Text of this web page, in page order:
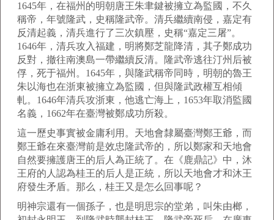
1645年，在福州的明朝唐王朱聿鍵被擁立為監國，不久
稱帝，年號隆武，史稱隆武帝。清兵繼續南侵，嘉定有
反清起義，清兵進行了三次鎮壓，史稱“嘉定三屠”。
1646年，清兵攻入福建，明將鄭芝龍降清，其子鄭成功
反對，撤往南澳島一帶繼續反清。隆武帝逃往汀州后被
俘，死于福州。1645年，與隆武稱帝同時，明朝的魯王
朱以海也在浙東被擁立為監國，但與隆武政權互相傾
軋。1646年清兵攻浙東，他逃亡海上，1653年取消監國
名義，1662年在臺灣被鄭成功所殺。
這一歷史事實被金庸利用。天地會隸屬臺灣鄭王爺，而
鄭王爺在來臺灣前是效忠隆武帝的，所以鄭家和天地會
自然要擁護唐王的后人為正統了。在《鹿鼎記》中，沐
王府的人認為桂王的后人是正統，所以天地會才和沐王
府發生矛盾。那么，桂王又是怎么回事呢？
明神宗還有一個孫子，也是明思宗的堂弟，叫朱由榔，